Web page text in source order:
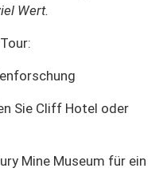
Wert.
Sie Cliff Hotel oder
Mine Museum für ein